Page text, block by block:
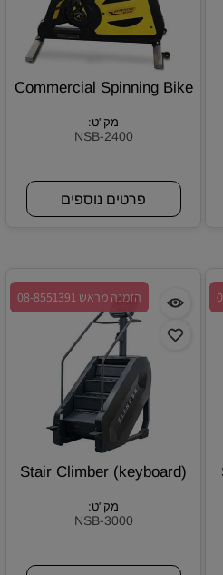
Commercial Spinning Bike
מק"ט:
NSB-2400
פרטים נוספים
הזמנה מראש 08-8551391
Stair Climber (keyboard)
מק"ט:
NSB-3000